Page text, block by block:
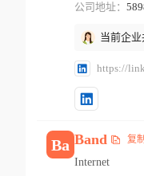
公司地址：
当前企业
https://
Ba Band 复制
Internet